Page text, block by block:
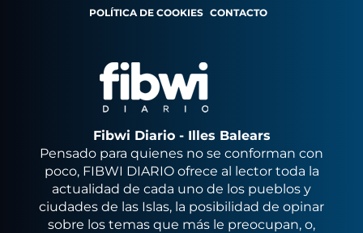
POLÍTICA DE COOKIES CONTACTO
Fibwi Diario - Illes Balears
Pensado para quienes no se conforman con
poco, FIBWI DIARIO ofrece al lector toda la
actualidad de cada uno de los pueblos y
ciudades de las Islas, la posibilidad de opinar
sobre los temas que más le preocupan, o,